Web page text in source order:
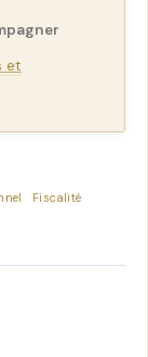
et
Fiscalité